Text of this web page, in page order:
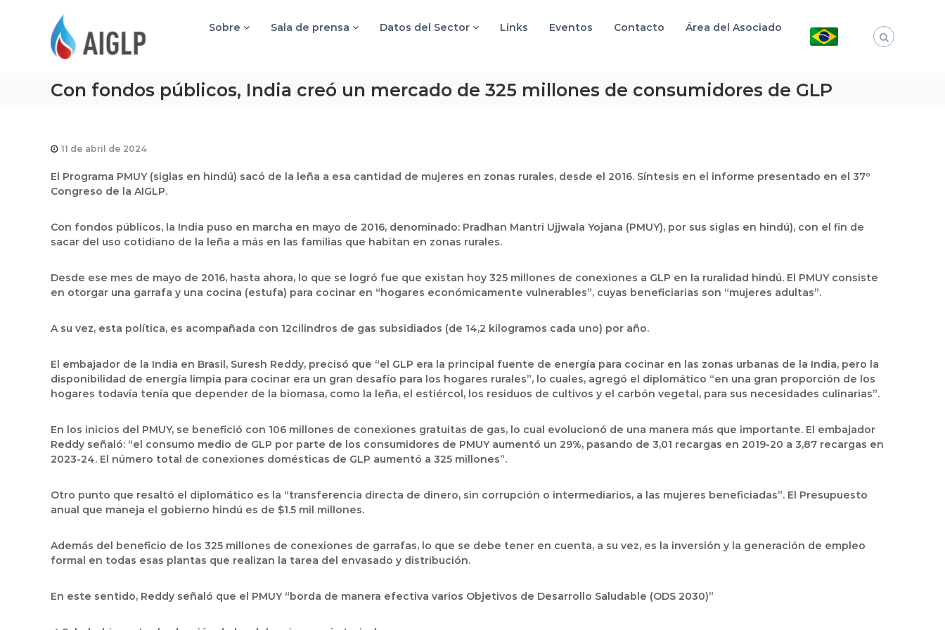
Sobre Sala de prensa Datos del Sector Links Eventos Contacto Área del Asociado
Con fondos públicos, India creó un mercado de 325 millones de consumidores de GLP
11 de abril de 2024
El Programa PMUY (siglas en hindú) sacó de la leña a esa cantidad de mujeres en zonas rurales, desde el 2016. Síntesis en el informe presentado en el 37º
Congreso de la AIGLP.
Con fondos públicos, la India puso en marcha en mayo de 2016, denominado: Pradhan Mantri Ujjwala Yojana (PMUY), por sus siglas en hindú), con el fin de
sacar del uso cotidiano de la leña a más en las familias que habitan en zonas rurales.
Desde ese mes de mayo de 2016, hasta ahora, lo que se logró fue que existan hoy 325 millones de conexiones a GLP en la ruralidad hindú. El PMUY consiste
en otorgar una garrafa y una cocina (estufa) para cocinar en “hogares económicamente vulnerables”, cuyas beneficiarias son “mujeres adultas”.
A su vez, esta política, es acompañada con 12cilindros de gas subsidiados (de 14,2 kilogramos cada uno) por año.
El embajador de la India en Brasil, Suresh Reddy, precisó que “el GLP era la principal fuente de energía para cocinar en las zonas urbanas de la India, pero la
disponibilidad de energía limpia para cocinar era un gran desafío para los hogares rurales”, lo cuales, agregó el diplomático “en una gran proporción de los
hogares todavía tenía que depender de la biomasa, como la leña, el estiércol, los residuos de cultivos y el carbón vegetal, para sus necesidades culinarias”.
En los inicios del PMUY, se benefició con 106 millones de conexiones gratuitas de gas, lo cual evolucionó de una manera más que importante. El embajador
Reddy señaló: “el consumo medio de GLP por parte de los consumidores de PMUY aumentó un 29%, pasando de 3,01 recargas en 2019-20 a 3,87 recargas en
2023-24. El número total de conexiones domésticas de GLP aumentó a 325 millones”.
Otro punto que resaltó el diplomático es la “transferencia directa de dinero, sin corrupción o intermediarios, a las mujeres beneficiadas”. El Presupuesto
anual que maneja el gobierno hindú es de $1.5 mil millones.
Además del beneficio de los 325 millones de conexiones de garrafas, lo que se debe tener en cuenta, a su vez, es la inversión y la generación de empleo
formal en todas esas plantas que realizan la tarea del envasado y distribución.
En este sentido, Reddy señaló que el PMUY “borda de manera efectiva varios Objetivos de Desarrollo Saludable (ODS 2030)”